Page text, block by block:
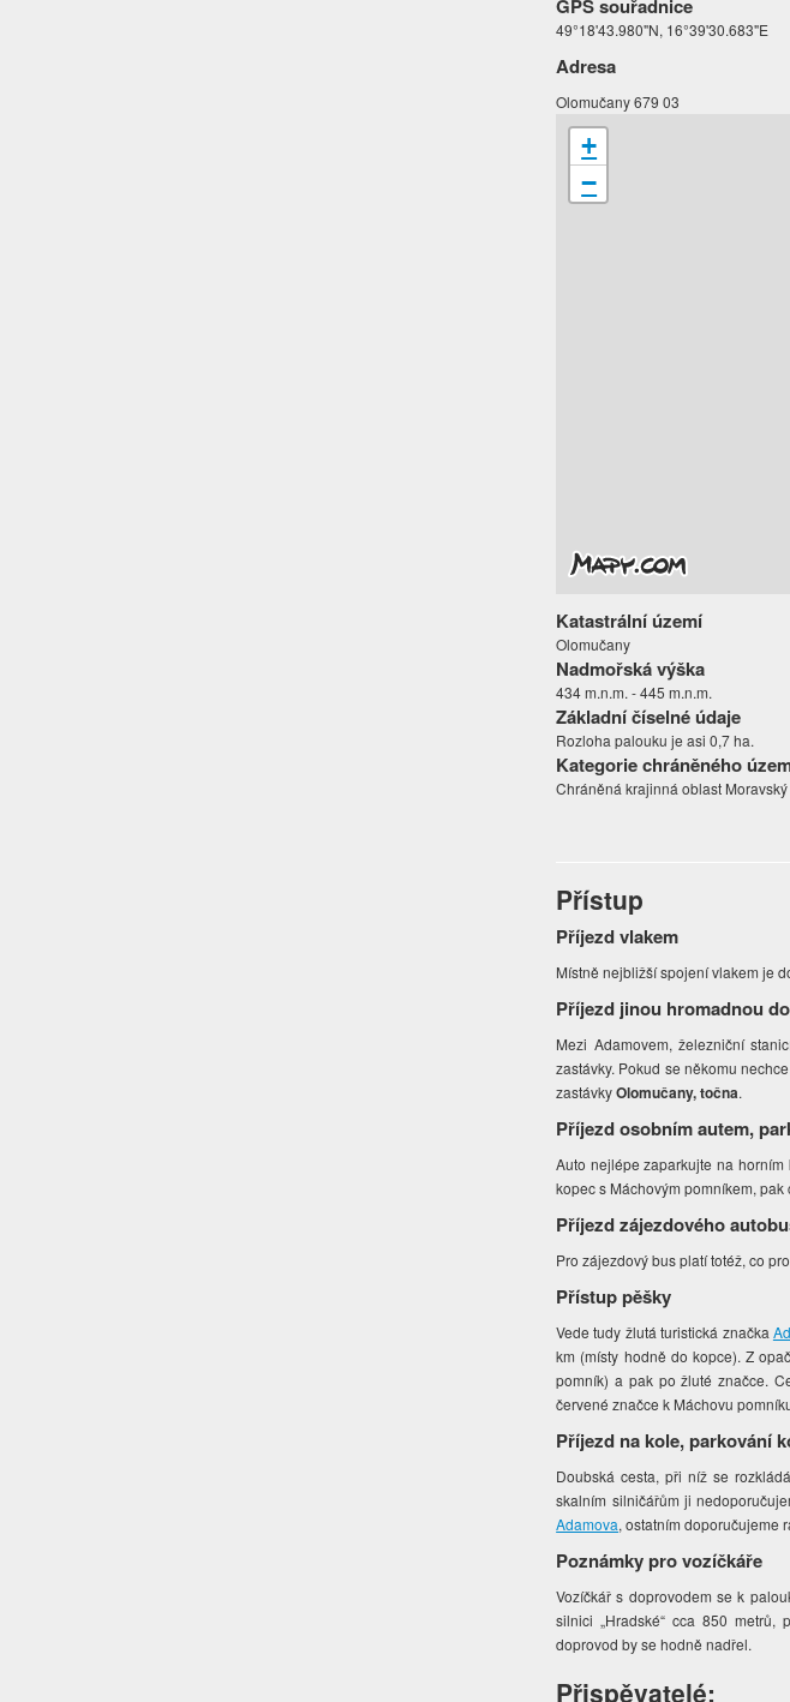
GPS souřadnice
49°18'43.980"N, 16°39'30.683"E
Adresa
Olomučany 679 03
+
−
Katastrální území
Olomučany
Nadmořská výška
434 m.n.m. - 445 m.n.m.
Základní číselné údaje
Rozloha palouku je asi 0,7 ha.
Kategorie chráněného
Chráněná krajinná oblast
Přístup
Příjezd vlakem
Místně nejbližší spojení vlakem je
Příjezd jinou hromadnou
Mezi Adamovem, železniční
zastávky. Pokud se někomu
zastávkyOlomučany, točna.
Příjezd osobním autem,
Auto nejlépe zaparkujte na
kopec s Máchovým pomníkem, pak
Příjezd zájezdového
Pro zájezdový bus platí totéž, co
Přístup pěšky
Vede tudy žlutá turistická značka
km (místy hodně do kopce). Z
pomník) a pak po žluté značce.
červené značce k Máchovu
Příjezd na kole, parkování
Doubská cesta, při níž se
skalním silničářům ji
Adamova, ostatním doporučujeme
Poznámky pro vozíčkáře
Vozíčkář s doprovodem se k
silnici „Hradské“ cca 850 metrů,
doprovod by se hodně nadřel.
Přispěvatelé: